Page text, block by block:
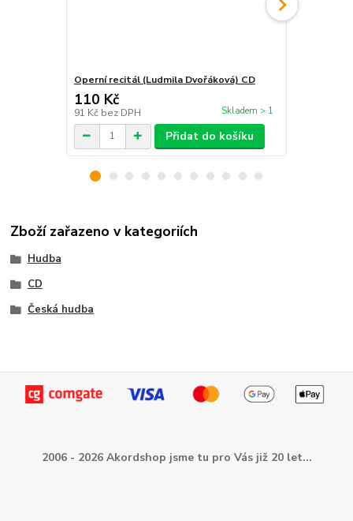
Operní recitál (Ludmila Dvořáková) CD
110 Kč
91 Kč bez DPH Skladem > 1
Přidat do košíku
Zboží zařazeno v kategoriích
Hudba
CD
Česká hudba
2006 - 2026 Akordshop jsme tu pro Vás již 20 let...